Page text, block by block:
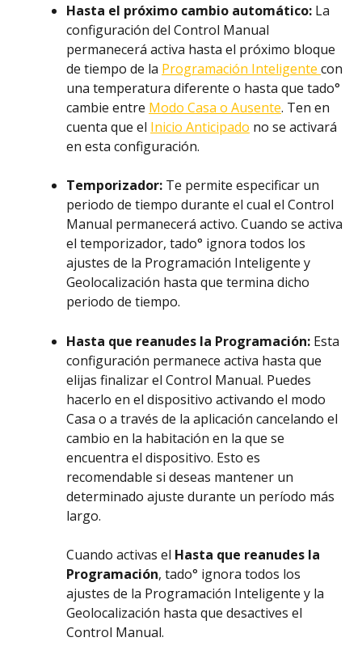
Hasta el próximo cambio automático: La
configuración del Control Manual
permanecerá activa hasta el próximo bloque
de tiempo de la Programación Inteligente con
una temperatura diferente o hasta que tado°
cambie entre Modo Casa o Ausente. Ten en
cuenta que el Inicio Anticipado no se activará
en esta configuración.
Temporizador: Te permite especificar un
periodo de tiempo durante el cual el Control
Manual permanecerá activo. Cuando se activa
el temporizador, tado° ignora todos los
ajustes de la Programación Inteligente y
Geolocalización hasta que termina dicho
periodo de tiempo.
Hasta que reanudes la Programación: Esta
configuración permanece activa hasta que
elijas finalizar el Control Manual. Puedes
hacerlo en el dispositivo activando el modo
Casa o a través de la aplicación cancelando el
cambio en la habitación en la que se
encuentra el dispositivo. Esto es
recomendable si deseas mantener un
determinado ajuste durante un período más
largo.
Cuando activas el Hasta que reanudes la
Programación, tado° ignora todos los
ajustes de la Programación Inteligente y la
Geolocalización hasta que desactives el
Control Manual.